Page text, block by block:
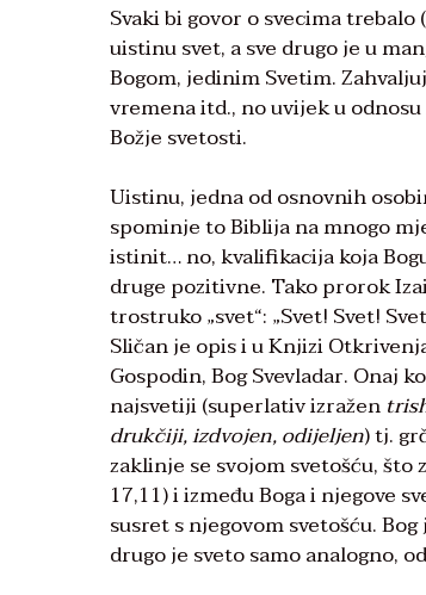
Svaki bi govor o svecima
uistinu svet, a sve drugo je u
Bogom, jedinim Svetim.
vremena itd., no uvijek u
Božje svetosti.
Uistinu, jedna od osnovnih
spominje to Biblija na mnogo
istinit… no, kvalifikacija koja
druge pozitivne. Tako prorok
trostruko „svet“: „Svet! Svet!
Sličan je opis i u Knjizi
Gospodin, Bog Svevladar. Onaj
najsvetiji (superlativ izražen
drukčiji, izdvojen, odijeljen) tj.
zaklinje se svojom svetošću, što
17,11) i između Boga i njegove
susret s njegovom svetošću.
drugo je sveto samo analogno,